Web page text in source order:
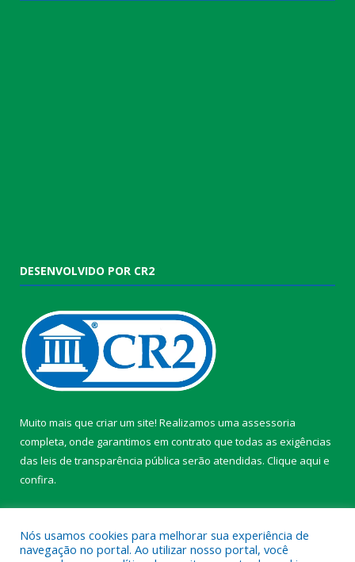
DESENVOLVIDO POR CR2
Muito mais que criar um site! Realizamos uma assessoria
completa, onde garantimos em contrato que todas as exigências
das leis de transparência pública serão atendidas. Clique aqui e
confira.
Nós usamos cookies para melhorar sua experiência de
navegação no portal. Ao utilizar nosso portal, você